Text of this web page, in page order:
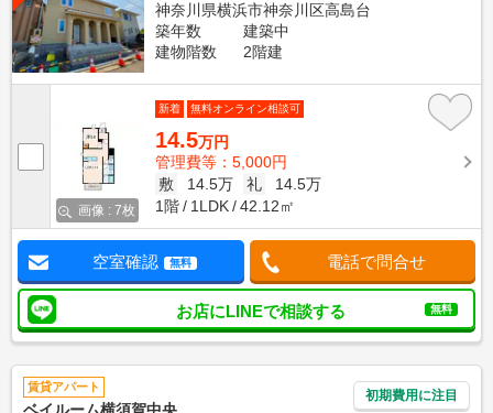
神奈川県横浜市神奈川区高島台
築年数
建築中
建物階数
2階建
画像 : 7枚
新着 無料オンライン相談可
14.5万円
管理費等：5,000円
敷
14.5万 礼
14.5万
1階
1LDK 42.12㎡
空室確認 無料 電話で問合せ
お店にLINEで相談する 無料
賃貸アパート
初期費用に注目